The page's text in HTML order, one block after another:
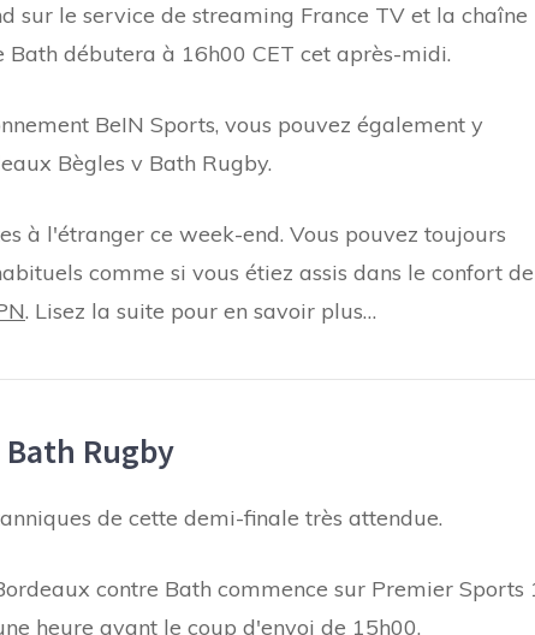
sur le service de streaming France TV et la chaîne
Bath débutera à 16h00 CET cet après-midi.
BeIN Sports, vous pouvez également y
Bègles v Bath Rugby.
à l'étranger ce week-end. Vous pouvez toujours
comme si vous étiez assis dans le confort de
. Lisez la suite pour en savoir plus…
Rugby
de cette demi-finale très attendue.
contre Bath commence sur Premier Sports
heure avant le coup d'envoi de 15h00.